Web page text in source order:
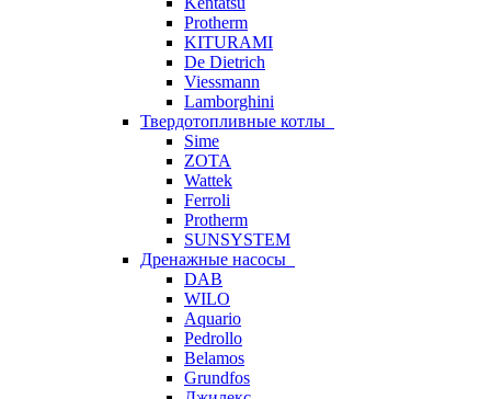
Protherm
KITURAMI
De Dietrich
Viessmann
Lamborghini
Твердотопливные котлы
Sime
ZOTA
Wattek
Ferroli
Protherm
SUNSYSTEM
Дренажные насосы
DAB
WILO
Aquario
Pedrollo
Belamos
Grundfos